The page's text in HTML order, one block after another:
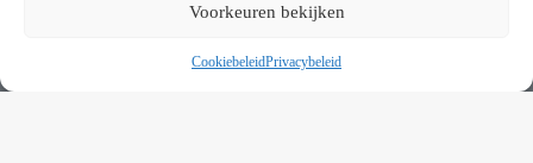
Voorkeuren bekijken
CookiebeleidPrivacybeleid
Schrijf je in op onze nieuwsbrief en blijf op de hoogte van